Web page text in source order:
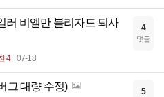
러 비엘만 블리자드 퇴사
4 07-18
4
댓글
그 대량 수정) 5